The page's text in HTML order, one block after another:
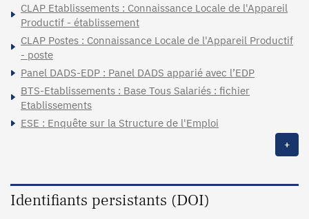
CLAP Etablissements : Connaissance Locale de l'Appareil
Productif - établissement
CLAP Postes : Connaissance Locale de l'Appareil Productif
- poste
Panel DADS-EDP : Panel DADS apparié avec l’EDP
BTS-Etablissements : Base Tous Salariés : fichier
Etablissements
ESE : Enquête sur la Structure de l'Emploi
+
Identifiants persistants (DOI)